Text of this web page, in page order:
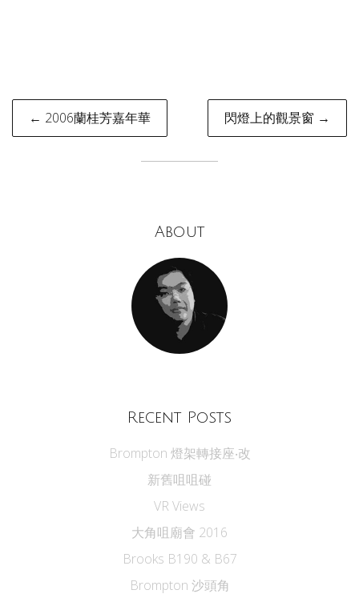
Post
navigation
← 2006蘭桂芳嘉年華 閃燈上的觀景窗 →
About
Recent Posts
Brompton 燈架轉接座‧改
新舊咀咀碰
VR Views
大角咀廟會 2016
Brooks B190 & B67
Brompton 沙頭角